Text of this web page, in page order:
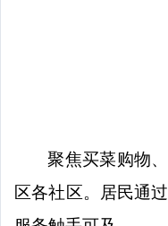
聚焦买菜购物
区各社区。居民通